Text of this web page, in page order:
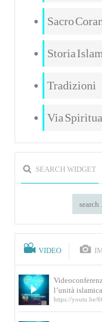
Sacro
Storia
Tradizioni
Via
SEARCH WIDGET
VIDEO
l’unità
https://youtu.be/